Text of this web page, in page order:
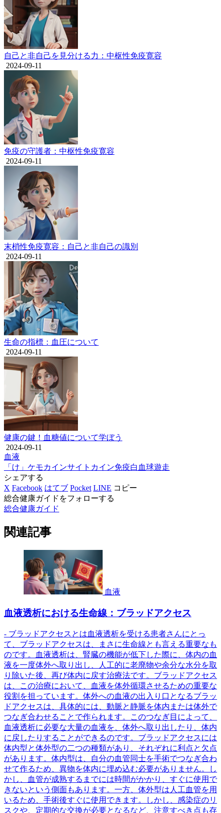
自己と非自己を見分ける力：中枢性免疫寛容
2024-09-11
免疫の守護者：中枢性免疫寛容
2024-09-11
末梢性免疫寛容：自己と非自己の識別
2024-09-11
生命の指標：血圧について
2024-09-11
健康の鍵！血糖値について学ぼう
2024-09-11
血液
「け」 ケモカインサイトカイン免疫白血球遊走
シェアする
X Facebook はてブ Pocket LINE コピー
総合健康ガイドをフォローする
総合健康ガイド
関連記事
血液
血液透析における生命線：ブラッドアクセス
- ブラッドアクセスとは血液透析を受ける患者さんにとっ
て、ブラッドアクセスは、まさに生命線とも言える重要なも
のです。血液透析は、腎臓の機能が低下した際に、体内の血
液を一度体外へ取り出し、人工的に老廃物や余分な水分を取
り除いた後、再び体内に戻す治療法です。ブラッドアクセス
は、この治療において、血液を体外循環させるための重要な
役割を担っています。体外への血液の出入り口となるブラッ
ドアクセスは、具体的には、動脈と静脈を体内または体外で
つなぎ合わせることで作られます。このつなぎ目によって、
血液透析に必要な大量の血液を、体外へ取り出したり、体内
に戻したりすることができるのです。ブラッドアクセスには
体内型と体外型の二つの種類があり、それぞれに利点と欠点
があります。体内型は、自分の血管同士を手術でつなぎ合わ
せて作るため、異物を体内に埋め込む必要がありません。し
かし、血管が成熟するまでには時間がかかり、すぐに使用で
きないという側面もあります。一方、体外型は人工血管を用
いるため、手術後すぐに使用できます。しかし、感染症のリ
スクや、定期的な交換が必要となるなど、注意すべき点も存